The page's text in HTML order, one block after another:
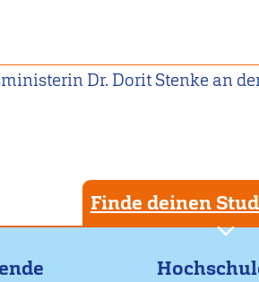
Dr. Dorit Stenke an
Finde deinen